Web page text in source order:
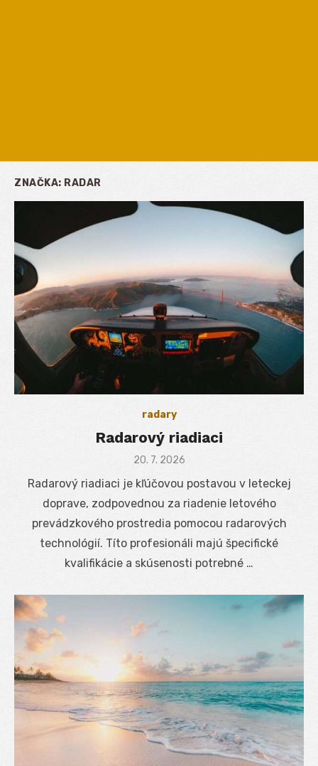
ZNAČKA: RADAR
radary
Radarový riadiaci
Posted
20. 7. 2026
Radarový riadiaci je kľúčovou postavou v leteckej
doprave, zodpovednou za riadenie letového
prevádzkového prostredia pomocou radarových
technológií. Títo profesionáli majú špecifické
kvalifikácie a skúsenosti potrebné …